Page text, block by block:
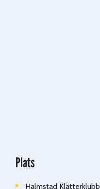
Plats
Halmstad Klätterklubb